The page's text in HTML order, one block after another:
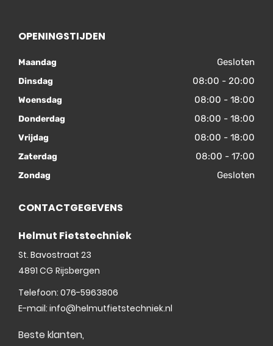
OPENINGSTIJDEN
Maandag Gesloten
Dinsdag 08:00 - 20:00
Woensdag 08:00 - 18:00
Donderdag 08:00 - 18:00
Vrijdag 08:00 - 18:00
Zaterdag 08:00 - 17:00
Zondag Gesloten
CONTACTGEGEVENS
Helmut Fietstechniek
St. Bavostraat 23
4891 CG Rijsbergen
Telefoon: 076-5963806
E-mail: info@helmutfietstechniek.nl
Beste klanten,